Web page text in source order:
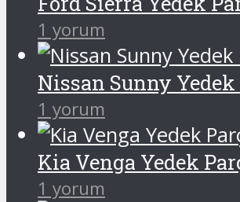
1 yorum
Nissan Sunny Yedek
1 yorum
Kia Venga Yedek
1 yorum